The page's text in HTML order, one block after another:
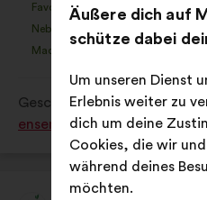
zu
:
Dieser
Vorschlag
eingeordnet
in:
Favorit
:mal
Nebensächlich
:mal
Machbar
:mal
Geschrieben in Comment
ensemble la biodiversité?
Äußere dich auf
schütze dabei
Um unseren Dienst
Erlebnis weiter zu
dich um deine
Cookies, die wir
während deines
möchten.